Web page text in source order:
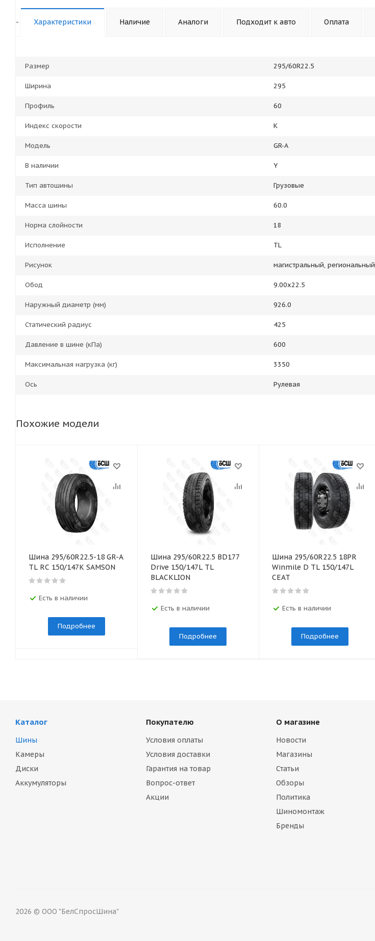
- Характеристики Наличие Аналоги Подходит к авто Оплата
Размер 295/60R22.5
Ширина 295
Профиль 60
Индекс скорости K
Модель GR-A
В наличии Y
Тип автошины Грузовые
Масса шины 60.0
Норма слойности 18
Исполнение TL
Рисунок магистральный, региональный
Обод 9.00x22.5
Наружный диаметр (мм) 926.0
Статический радиус 425
Давление в шине (кПа) 600
Максимальная нагрузка (кг) 3350
Ось Рулевая
Похожие модели
Шина 295/60R22.5-18 GR-A
TL RC 150/147K SAMSON
Есть в наличии
Подробнее
Шина 295/60R22.5 BD177
Drive 150/147L TL
BLACKLION
Есть в наличии
Подробнее
Шина 295/60R22.5 18PR
Winmile D TL 150/147L
CEAT
Есть в наличии
Подробнее
Каталог
Шины
Камеры
Диски
Аккумуляторы
Покупателю
Условия оплаты
Условия доставки
Гарантия на товар
Вопрос-ответ
Акции
О магазине
Новости
Магазины
Статьи
Обзоры
Политика
Шиномонтаж
Бренды
2026 © ООО "БелСпросШина"